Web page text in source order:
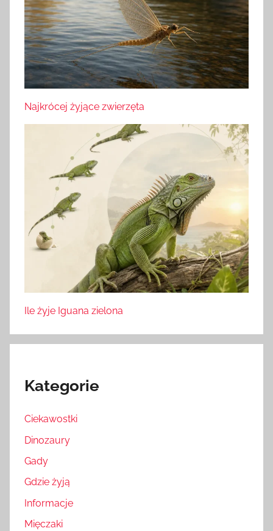
Najkrócej żyjące zwierzęta
Ile żyje Iguana zielona
Kategorie
Ciekawostki
Dinozaury
Gady
Gdzie żyją
Informacje
Mięczaki